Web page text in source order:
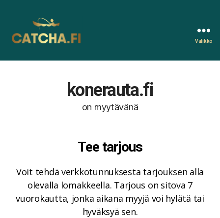
Valikko
konerauta.fi
on myytävänä
Tee tarjous
Voit tehdä verkkotunnuksesta tarjouksen alla
olevalla lomakkeella. Tarjous on sitova 7
vuorokautta, jonka aikana myyjä voi hylätä tai
hyväksyä sen.